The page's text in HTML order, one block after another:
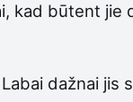
kad būtent jie
dažnai